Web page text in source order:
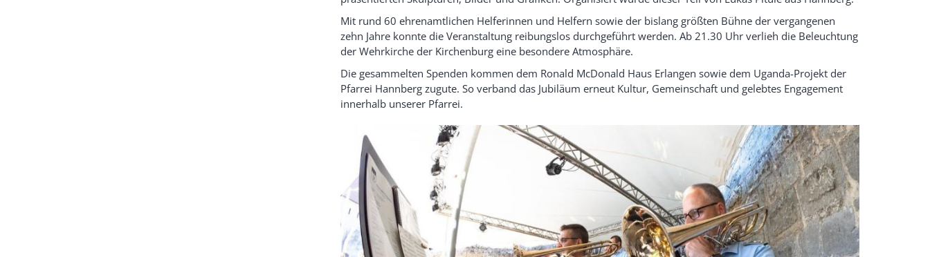
Mit rund 60 ehrenamtlichen Helferinnen und Helfern sowie der bislang größten Bühne der vergangenen
zehn Jahre konnte die Veranstaltung reibungslos durchgeführt werden. Ab 21.30 Uhr verlieh die Beleuchtung
der Wehrkirche der Kirchenburg eine besondere Atmosphäre.
Die gesammelten Spenden kommen dem Ronald McDonald Haus Erlangen sowie dem Uganda-Projekt der
Pfarrei Hannberg zugute. So verband das Jubiläum erneut Kultur, Gemeinschaft und gelebtes Engagement
innerhalb unserer Pfarrei.